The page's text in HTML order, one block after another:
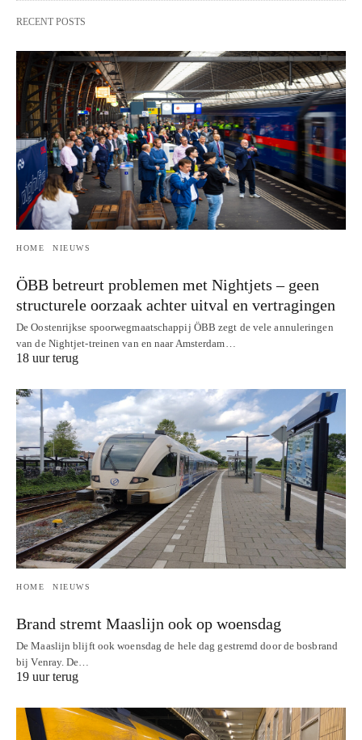
RECENT POSTS
HOME NIEUWS
ÖBB betreurt problemen met Nightjets – geen
structurele oorzaak achter uitval en vertragingen
De Oostenrijkse spoorwegmaatschappij ÖBB zegt de vele annuleringen
van de Nightjet-treinen van en naar Amsterdam…
18 uur terug
HOME NIEUWS
Brand stremt Maaslijn ook op woensdag
De Maaslijn blijft ook woensdag de hele dag gestremd door de bosbrand
bij Venray. De…
19 uur terug